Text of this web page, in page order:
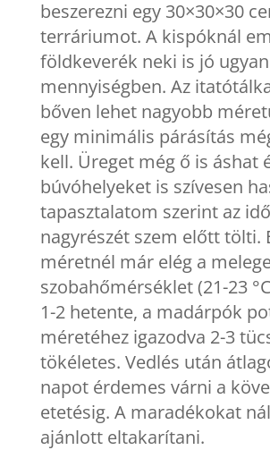
beszerezni egy 30×30×30
terráriumot. A kispóknál
földkeverék neki is jó
mennyiségben. Az
bőven lehet nagyobb
egy minimális párásítás
kell. Üreget még ő is áshat
búvóhelyeket is szívesen
tapasztalatom szerint az idő
nagyrészét szem előtt tölti.
méretnél már elég a
szobahőmérséklet (21-23
1-2 hetente, a madárpók
méretéhez igazodva 2-3
tökéletes. Vedlés után
napot érdemes várni a
etetésig. A maradékokat
ajánlott eltakarítani.